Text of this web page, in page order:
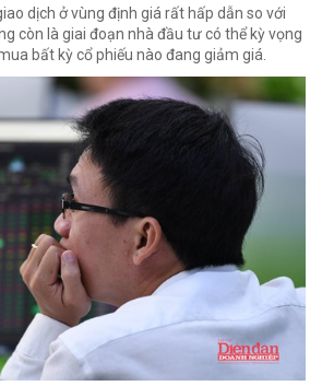
dịch ở vùng định giá rất hấp dẫn so với
còn là giai đoạn nhà đầu tư có thể kỳ vọng
bất kỳ cổ phiếu nào đang giảm giá.